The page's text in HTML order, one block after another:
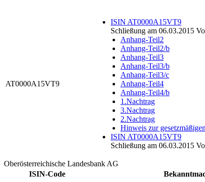
AT0000A15VT9
ISIN AT0000A15VT9
Schließung am 06.03.2015
Anhang-Teil2
Anhang-Teil2/b
Anhang-Teil3
Anhang-Teil3/b
Anhang-Teil3/c
Anhang-Teil4
Anhang-Teil4/b
1.Nachtrag
3.Nachtrag
2.Nachtrag
Hinweis zur
ISIN AT0000A15VT9
Schließung am 06.03.2015
Oberösterreichische Landesbank AG
ISIN-Code